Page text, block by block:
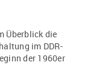
Überblick die
im DDR-
der 1960er